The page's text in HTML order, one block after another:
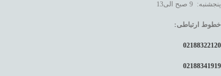
پنجشنبه: 9 صبح الی13
خطوط ارتباطی:
02188322120
02188341919